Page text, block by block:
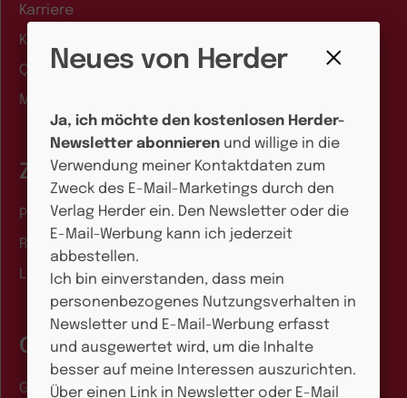
Karriere
KITALINO: Dokumentation online
QiK Online-Akademie: Kurse für Kitas
Manuskriptangebote
Zahlungsarten
Paypal und Kreditkarte
Rechnung
Lastschrift
Gutscheine
Geschenk-Gutschein
Neues von Herder
Ja, ich möchte den kostenlosen Herder-
Newsletter abonnieren und willige in die
Verwendung meiner Kontaktdaten zum
Zweck des E-Mail-Marketings durch den
Verlag Herder ein. Den Newsletter oder die
E-Mail-Werbung kann ich jederzeit
abbestellen.
Ich bin einverstanden, dass mein
personenbezogenes Nutzungsverhalten in
Newsletter und E-Mail-Werbung erfasst
und ausgewertet wird, um die Inhalte
besser auf meine Interessen auszurichten.
Über einen Link in Newsletter oder E-Mail